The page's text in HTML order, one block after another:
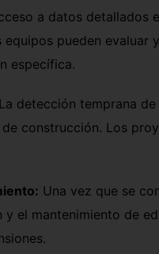
a datos detallados
pueden evaluar
específica.
La detección temprana
construcción. Los
Una vez que se
el mantenimiento de